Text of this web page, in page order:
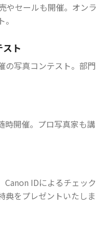
やセールも開催。オンラ
ト
の写真コンテスト。部門
時開催。プロ写真家も講
Canon IDによるチェック
典をプレゼントいたしま